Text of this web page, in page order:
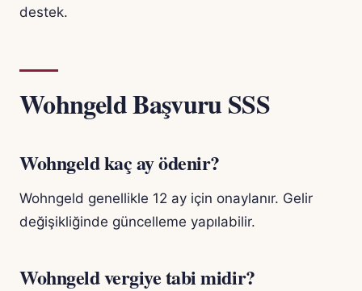
destek.
Wohngeld Başvuru SSS
Wohngeld kaç ay ödenir?
Wohngeld genellikle 12 ay için onaylanır. Gelir
değişikliğinde güncelleme yapılabilir.
Wohngeld vergiye tabi midir?